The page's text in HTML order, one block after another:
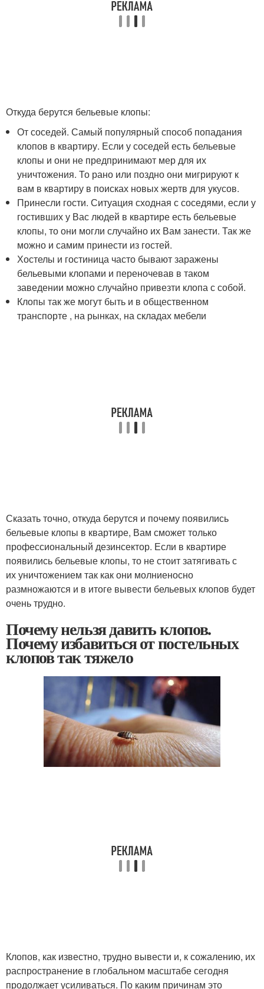
Откуда берутся бельевые клопы:
От соседей. Самый популярный способ попадания
клопов в квартиру. Если у соседей есть бельевые
клопы и они не предпринимают мер для их
уничтожения. То рано или поздно они мигрируют к
вам в квартиру в поисках новых жертв для укусов.
Принесли гости. Ситуация сходная с соседями, если у
гостивших у Вас людей в квартире есть бельевые
клопы, то они могли случайно их Вам занести. Так же
можно и самим принести из гостей.
Хостелы и гостиница часто бывают заражены
бельевыми клопами и переночевав в таком
заведении можно случайно привезти клопа с собой.
Клопы так же могут быть и в общественном
транспорте , на рынках, на складах мебели
Сказать точно, откуда берутся и почему появились
бельевые клопы в квартире, Вам сможет только
профессиональный дезинсектор. Если в квартире
появились бельевые клопы, то не стоит затягивать с
их уничтожением так как они молниеносно
размножаются и в итоге вывести бельевых клопов будет
очень трудно.
Почему нельзя давить клопов.
Почему избавиться от постельных
клопов так тяжело
Клопов, как известно, трудно вывести и, к сожалению, их
распространение в глобальном масштабе сегодня
продолжает усиливаться. По каким причинам это